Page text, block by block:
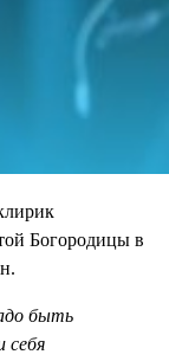
Богородицы в
быть
себя